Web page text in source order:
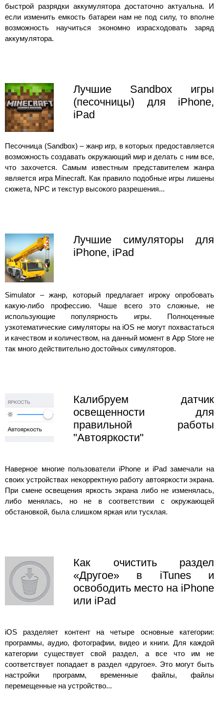
быстрой разрядки аккумулятора достаточно актуальна. И
если изменить емкость батареи нам не под силу, то вполне
возможность научиться экономно израсходовать заряд
аккумулятора.
Лучшие Sandbox игры
(песочницы) для iPhone,
iPad
Песочница (Sandbox) – жанр игр, в которых предоставляется
возможность создавать окружающий мир и делать с ним все,
что захочется. Самым известным представителем жанра
является игра Minecraft. Как правило подобные игры лишены
сюжета, NPC и текстур высокого разрешения...
Лучшие симуляторы для
iPhone, iPad
Simulator – жанр, который предлагает игроку опробовать
какую-либо профессию. Чаше всего это сложные, не
использующие популярность игры. Полноценные
узкотематические симуляторы на iOS не могут похвастаться
и качеством и количеством, на данный момент в App Store не
так много действительно достойных симуляторов.
Калибруем датчик
освещенности для
правильной работы
"Автояркости"
Наверное многие пользователи iPhone и iPad замечали на
своих устройствах некорректную работу автояркости экрана.
При смене освещения яркость экрана либо не изменялась,
либо менялась, но не в соответствии с окружающей
обстановкой, была слишком яркая или тусклая.
Как очистить раздел
«Другое» в iTunes и
освободить место на iPhone
или iPad
iOS разделяет контент на четыре основные категории:
программы, аудио, фотографии, видео и книги. Для каждой
категории существует свой раздел, а все что им не
соответствует попадает в раздел «другое». Это могут быть
настройки программ, временные файлы, файлы
перемещенные на устройство...